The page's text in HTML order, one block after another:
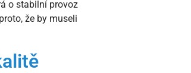
o stabilní provoz
že by museli